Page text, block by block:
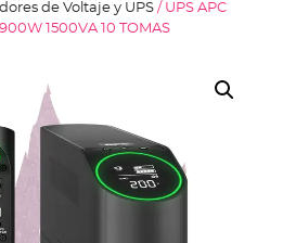
de Voltaje y UPS / UPS APC
1500VA 10 TOMAS